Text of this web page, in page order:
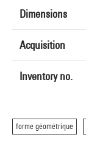
Dimensions
Acquisition
Inventory no.
forme géométrique